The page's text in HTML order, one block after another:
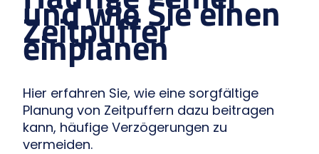
und wie Sie einen
Zeitpuffer
einplanen
Hier erfahren Sie, wie eine sorgfältige
Planung von Zeitpuffern dazu beitragen
kann, häufige Verzögerungen zu
vermeiden.